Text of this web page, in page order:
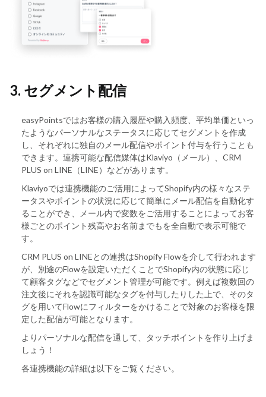
3. セグメント配信
easyPointsではお客様の購入履歴や購入頻度、平均単価といっ
たようなパーソナルなステータスに応じてセグメントを作成
し、それぞれに独自のメール配信やポイント付与を行うことも
できます。連携可能な配信媒体はKlaviyo（メール）、CRM
PLUS on LINE（LINE）などがあります。
Klaviyoでは連携機能のご活用によってShopify内の様々なステ
ータスやポイントの状況に応じて簡単にメール配信を自動化す
ることができ、メール内で変数をご活用することによってお客
様ごとのポイント残高やお名前までもを全自動で表示可能で
す。
CRM PLUS on LINEとの連携はShopify Flowを介して行われます
が、別途のFlowを設定いただくことでShopify内の状態に応じ
て顧客タグなどでセグメント管理が可能です。例えば複数回の
注文後にそれを認識可能なタグを付与したりした上で、そのタ
グを用いてFlowにフィルターをかけることで対象のお客様を限
定した配信が可能となります。
よりパーソナルな配信を通して、タッチポイントを作り上げま
しょう！
各連携機能の詳細は以下をご覧ください。